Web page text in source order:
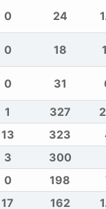
0 24
0 18
0 31
1 327
13 323
3 300
0 198
17 162